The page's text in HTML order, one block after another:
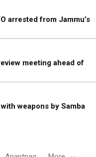
arrested from Jammu’s
meeting ahead of
weapons by Samba